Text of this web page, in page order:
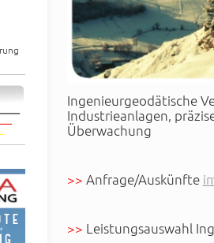
Ingenieurgeodätische
Industrieanlagen,
Überwachung
>> Anfrage/Auskünfte
>> Leistungsauswahl